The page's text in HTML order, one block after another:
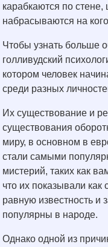
карабкаются по стене,
набрасываются на
Чтобы узнать больше
голливудский
котором человек
среди разных
Их существование и
существования
миру, в основном в
стали самыми
мистерий, таких как
что их показывали как
равную известность и
популярны в народе.
Однако одной из